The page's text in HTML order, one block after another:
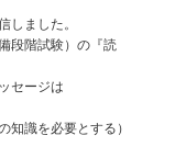
しました。
段階試験）の『読
セージは
知識を必要とする）